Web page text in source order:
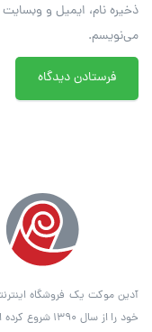
ذخیره نام، ایمیل و
می‌نویسم.
آدین موکت یک فروشگاه
خود را از